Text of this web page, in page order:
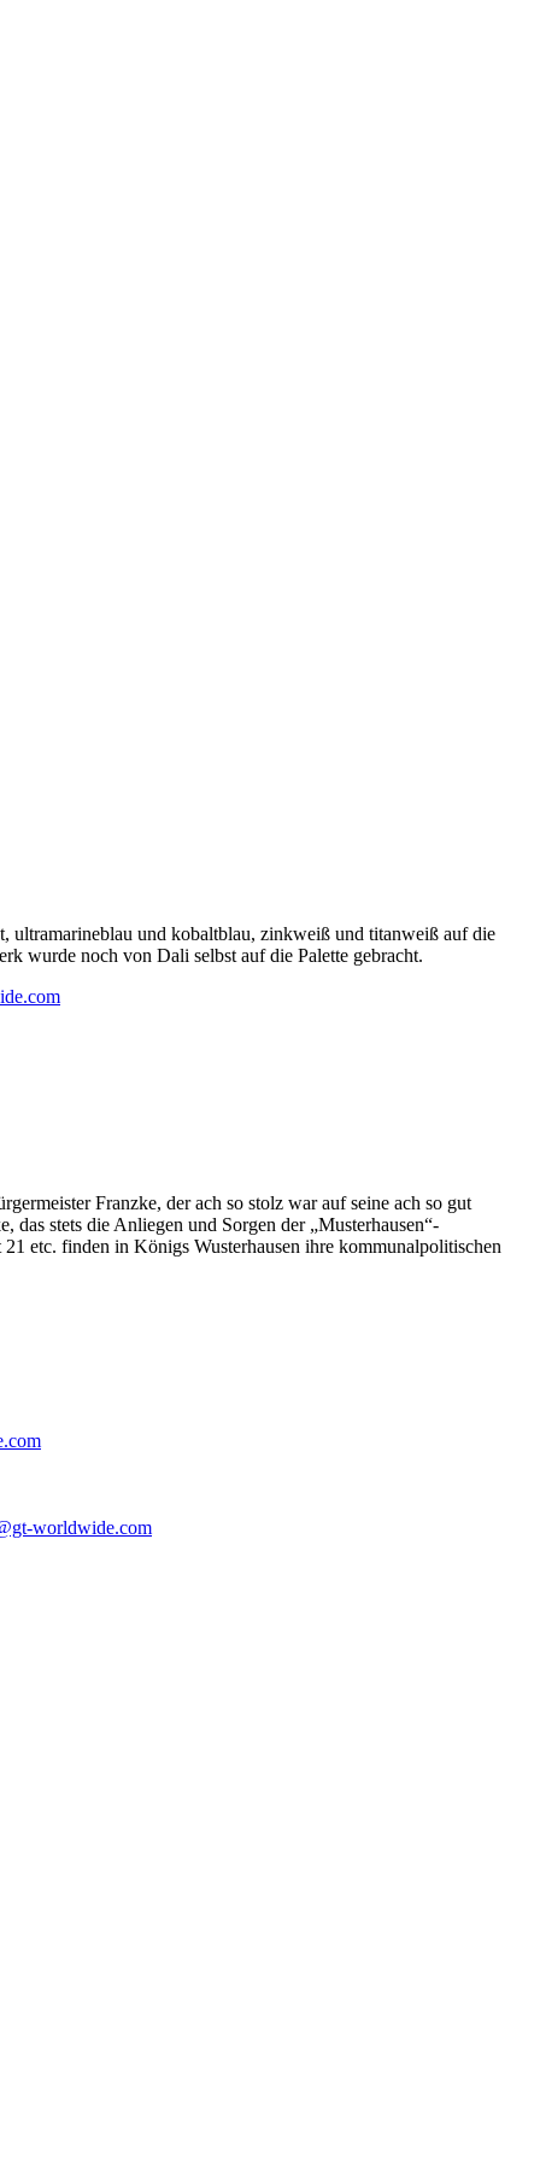
ultramarineblau und kobaltblau, zinkweiß und titanweiß auf die
wurde noch von Dali selbst auf die Palette gebracht.
Franzke, der ach so stolz war auf seine ach so gut
stets die Anliegen und Sorgen der „Musterhausen“-
etc. finden in Königs Wusterhausen ihre kommunalpolitischen
worldwide.com